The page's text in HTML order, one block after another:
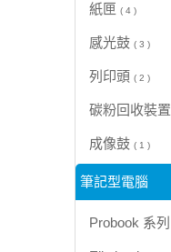
紙匣 ( 4 )
感光鼓 ( 3 )
列印頭 ( 2 )
碳粉回收裝置
成像鼓 ( 1 )
筆記型電腦
Probook 系列